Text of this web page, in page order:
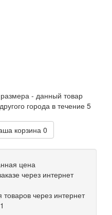
- данный товар
города в течение 5
корзина 0
цена
через интернет
через интернет